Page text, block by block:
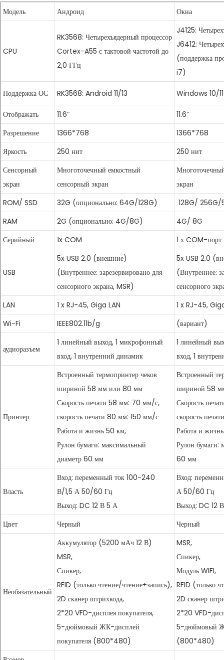
Модель Андроид Окна
CPU
RK3568: Четырехъядерный процессор
Cortex-A55 с тактовой частотой до
2,0 ГГц
J4125:
J6412:
(поддержка
i7)
Поддержка ОС RK3568: Android 11/13 Windows 10/11
Отображать 11.6″
11.6″
Разрешение
1366*768
1366*768
Яркость
250 нит
250 нит
Сенсорный
экран
Многоточечный емкостный
сенсорный экран
экран
ROM/ SSD
32G (опционально: 64G/128G)
128G/ 256G/
RAM
2G (опционально: 4G/8G)
4G/ 8G
Серийный
1x COM 1 х COM-порт
USB
5x USB 2.0 (внешние)
(Внутреннее: зарезервировано для
сенсорного экрана, MSR)
5x USB 2.0
(Внутреннее:
сенсорного
LAN
1 x RJ-45, Giga LAN
1 x RJ-45,
Wi-Fi
IEEE802.11b/g (вариант)
аудиоразъем
1 линейный выход, 1 микрофонный
вход, 1 внутренний динамик
1 линейный
вход, 1
Принтер
Встроенный термопринтер чеков
шириной 58 мм или 80 мм
Скорость печати 58 мм: 70 мм/с,
скорость печати 80 мм: 150 мм/с
Работа и жизнь 50 км,
Рулон бумаги: максимальный
диаметр 60 мм
Встроенный
шириной 58
Скорость
скорость
Работа и
Рулон бумаги:
60 мм
Власть
Вход: переменный ток 100-240
В/1,5 А 50/60 Гц
Выход: DC 12 В 5 А
Вход:
А 50/60 Гц
Выход: DC 12
Цвет
Черный Черный
Необязательный
Аккумулятор (5200 мАч 12 В)
MSR,
Спикер,
RFID (только чтение/чтение+запись),
2D сканер штрихкода,
2*20 VFD-дисплея покупателя,
5-дюймовый ЖК-дисплей
покупателя (800*480)
MSR,
Спикер,
Модуль WIFI,
RFID (только
2D сканер
2*20 VFD-
5-дюймовый
(800*480)